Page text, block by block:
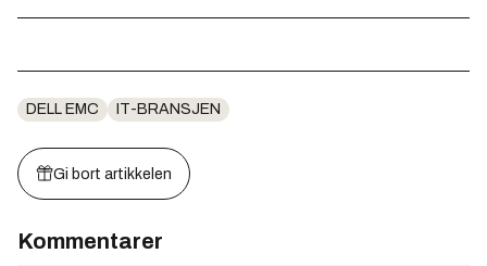
DELL EMC IT-BRANSJEN
Gi bort artikkelen
Kommentarer